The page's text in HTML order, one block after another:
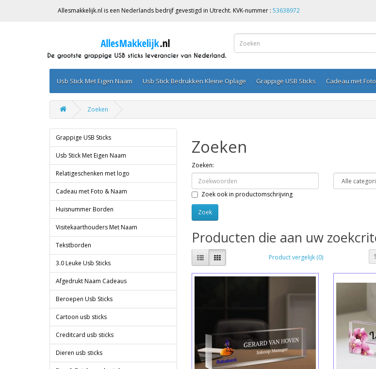
Allesmakkelijk.nl is een Nederlands bedrijf gevestigd in Utrecht. KVK-nummer : 53638972
Usb Stick Met Eigen Naam Usb Stick Bedrukken Kleine Oplage Grappige USB Sticks Cadeau met
Zoeken
Grappige USB Sticks
Usb Stick Met Eigen Naam
Relatigeschenken met logo
Cadeau met Foto & Naam
Huisnummer Borden
Visitekaarthouders Met Naam
Tekstborden
3.0 Leuke Usb Sticks
Afgedrukt Naam Cadeaus
Beroepen Usb Sticks
Cartoon usb sticks
Creditcard usb sticks
Dieren usb sticks
Zoeken
Zoeken:
Zoek ook in productomschrijving
Producten die aan uw
Product vergelijk (0)